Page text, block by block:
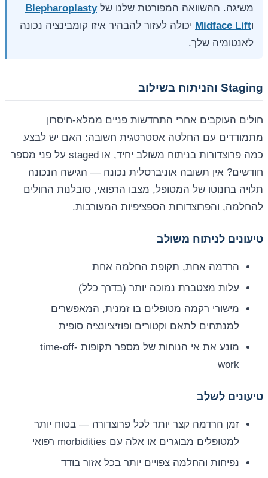
משיגה. ההשוואה המפורטת שלנו שלBlepharoplasty
וMidface Lift יכולה לעזור להבהיר איזו קומבינציה נכונה
לאנטומיה שלך.
Staging והניתוח בשילוב
חולים העוקבים אחרי התחדשות פניים ממלא-חיסרון
מתמודדים עם החלטה אסטרטגית חשובה: האם יש לבצע
כמה פרוצדורות בניתוח משולב יחיד, או staged על פני מספר
חודשים? אין תשובה אוניברסלית נכונה — הגישה הנכונה
תלויה בחנוטו של המטופל, מצבו הרפואי, סובלנות החולים
להחלמה, והפרוצדורות הספציפיות המעורבות.
טיעונים לניתוח משולב
הרדמה אחת, תקופת החלמה אחת
עלות מצטברת נמוכה יותר (בדרך כלל)
מישורי רקמה מטופלים בו זמנית, המאפשרים
למנתחים לתאם וקטורים ופוזיציונציה סופית
מונע את אי הנוחות של מספר תקופות time-off-
work
טיעונים לשלב
זמן הרדמה קצר יותר לכל פרוצדורה — בטוח יותר
למטופלים מבוגרים או אלה עם morbidities רפואי
נפיחות והחלמה צפויים יותר בכל אזור בודד